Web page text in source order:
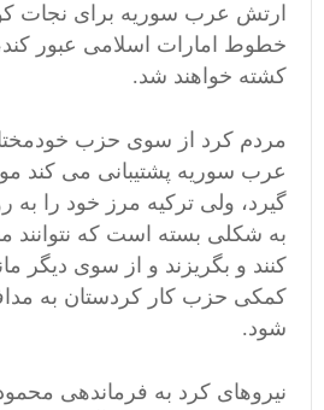
ارتش عرب سوریه برای نجات
خطوط امارات اسلامی عبور کند،
کشته خواهند شد.
مردم کرد از سوی حزب
عرب سوریه پشتیبانی می کند
گیرد، ولی ترکیه مرز خود را به
به شکلی بسته است که نتوانند
کنند و بگریزند و از سوی دیگر
کمکی حزب کار کردستان به
شود.
نیروهای کرد به فرماندهی